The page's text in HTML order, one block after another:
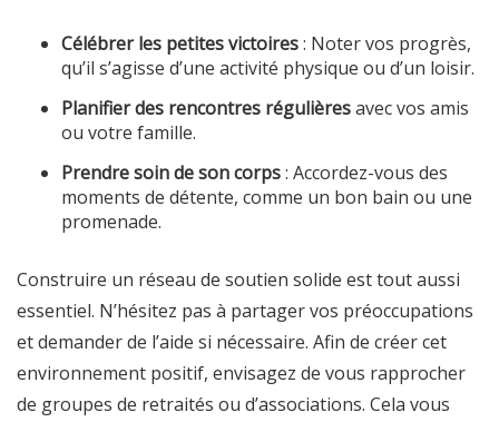
Célébrer les petites victoires: Noter vos progrès,
qu’il s’agisse d’une activité physique ou d’un loisir.
Planifier des rencontres régulièresavec vos amis
ou votre famille.
Prendre soin de son corps: Accordez-vous des
moments de détente, comme un bon bain ou une
promenade.
Construire un réseau de soutien solide est tout aussi
essentiel. N’hésitez pas à partager vos préoccupations
et demander de l’aide si nécessaire. Afin de créer cet
environnement positif, envisagez de vous rapprocher
de groupes de retraités ou d’associations. Cela vous